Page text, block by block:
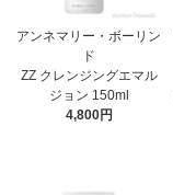
アンネマリー・ボーリン
ド
ZZ クレンジングエマル
ジョン 150ml
4,800円